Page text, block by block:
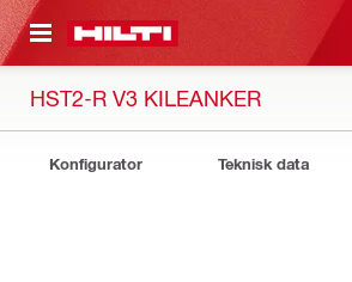
HOVEDINDHOLD
HST2-R V3 KILEANKER
Konfigurator Teknisk data